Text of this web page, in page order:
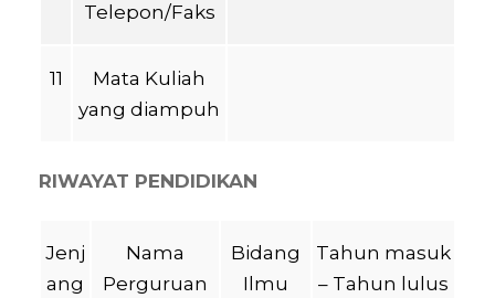
Telepon/Faks
11
Mata Kuliah
yang diampuh
RIWAYAT PENDIDIKAN
Jenj
ang
Nama
Perguruan
Bidang
Ilmu
Tahun masuk
– Tahun lulus